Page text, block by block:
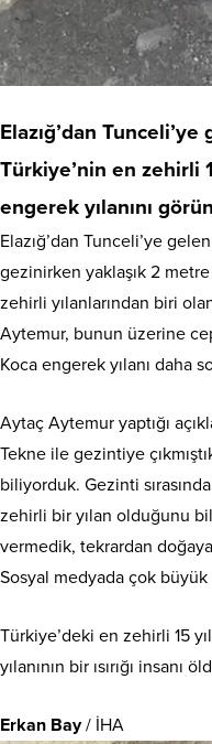
Elazığ’dan
Türkiye’nin en zehirli
engerek yılanını
Elazığ’dan Tunceli’ye
gezinirken yaklaşık 2
zehirli yılanlarından biri
Aytemur, bunun üzerine
Koca engerek yılanı daha
Aytaç Aytemur yaptığı
Tekne ile gezintiye
biliyorduk. Gezinti
zehirli bir yılan olduğunu
vermedik, tekrardan
Sosyal medyada çok
Türkiye’deki en zehirli 15
yılanının bir ısırığı insanı
Erkan Bay/ İHA